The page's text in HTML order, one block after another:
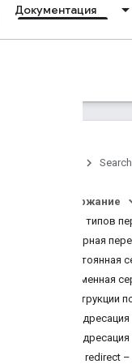
Документация
Содержание
Обзор типов
Серверная
Постоянная
Временная
Инструкции
Crypto redirect